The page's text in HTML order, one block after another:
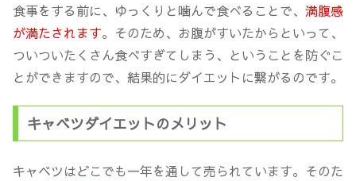
食事をする前に、ゆっくりと噛んで食べることで、 満腹感
が満たされます。そのため、お腹がすいたからといって、
ついついたくさん食べすぎてしまう、ということを防ぐこ
とができますので、結果的にダイエットに繋がるのです。
キャベツダイエットのメリット
キャベツはどこでも一年を通して売られています。そのた